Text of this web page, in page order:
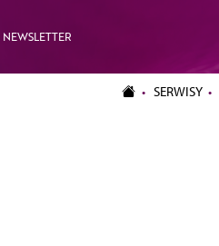
SERWISY